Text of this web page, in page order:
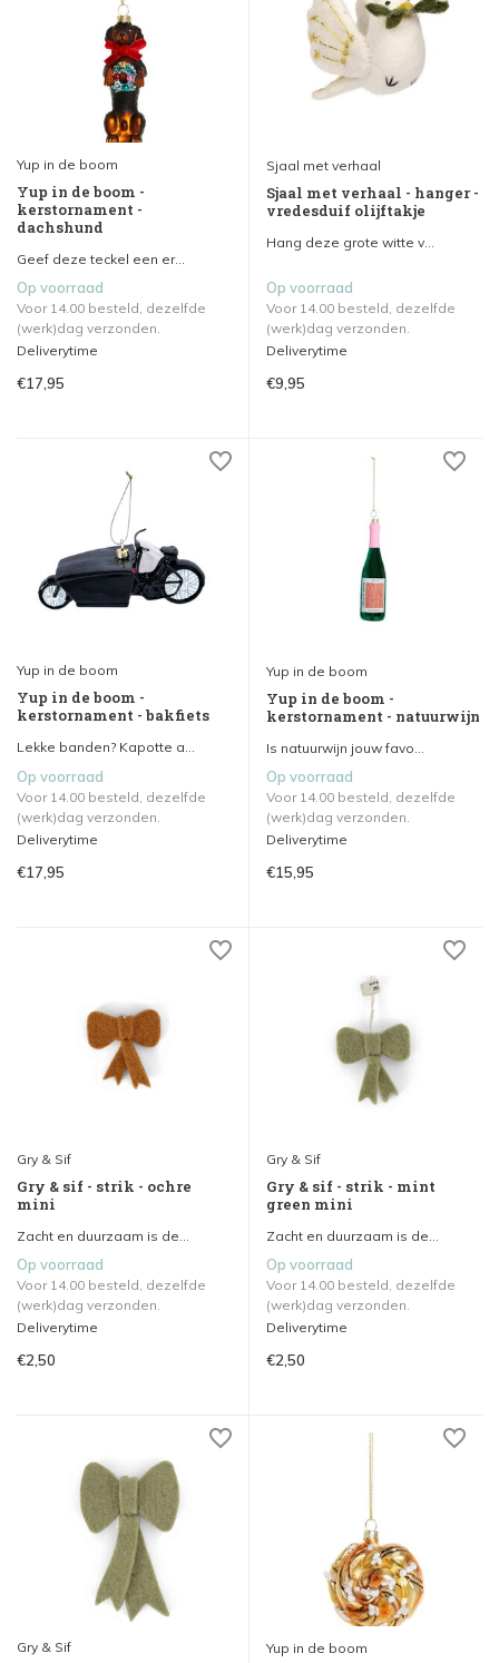
Yup in de boom
Yup in de boom -
kerstornament -
dachshund
Geef deze teckel een er...
Op voorraad
Voor 14.00 besteld, dezelfde
(werk)dag verzonden.
Deliverytime
€17,95
Sjaal met verhaal
Sjaal met verhaal - hanger -
vredesduif olijftakje
Hang deze grote witte v...
Op voorraad
Voor 14.00 besteld, dezelfde
(werk)dag verzonden.
Deliverytime
€9,95
Yup in de boom
Yup in de boom -
kerstornament - bakfiets
Lekke banden? Kapotte a...
Op voorraad
Voor 14.00 besteld, dezelfde
(werk)dag verzonden.
Deliverytime
€17,95
Yup in de boom
Yup in de boom -
kerstornament - natuurwijn
Is natuurwijn jouw favo...
Op voorraad
Voor 14.00 besteld, dezelfde
(werk)dag verzonden.
Deliverytime
€15,95
Gry & Sif
Gry & sif - strik - ochre
mini
Zacht en duurzaam is de...
Op voorraad
Voor 14.00 besteld, dezelfde
(werk)dag verzonden.
Deliverytime
€2,50
Gry & Sif
Gry & sif - strik - mint
green mini
Zacht en duurzaam is de...
Op voorraad
Voor 14.00 besteld, dezelfde
(werk)dag verzonden.
Deliverytime
€2,50
Gry & Sif Yup in de boom